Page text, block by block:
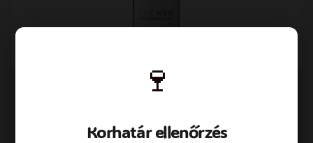
THE NEW SAUVIGNON BLANC
🍷
Korhatár ellenőrzés